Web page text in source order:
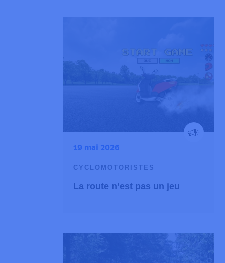
19 mai 2026
CYCLOMOTORISTES
La route n’est pas un jeu